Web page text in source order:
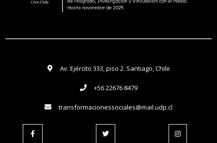
Av. Ejército 333, piso 2. Santiago, Chile
+56 22676 8479
transformacionessociales@mail.udp.cl